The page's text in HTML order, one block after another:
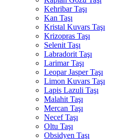
Kehribar Taşı
Kan Taşı
Kristal Kuvars Taşı
Krizopras Taşı
Selenit Taşı
Labradorit Taşı
Larimar Taşı
Leopar Jasper Taşı
Limon Kuvars Taşı
Lapis Lazuli Taşı
Malahit Taşı
Mercan Taşı
Necef Taşı
Oltu Taşı
Obsidyen Taşı